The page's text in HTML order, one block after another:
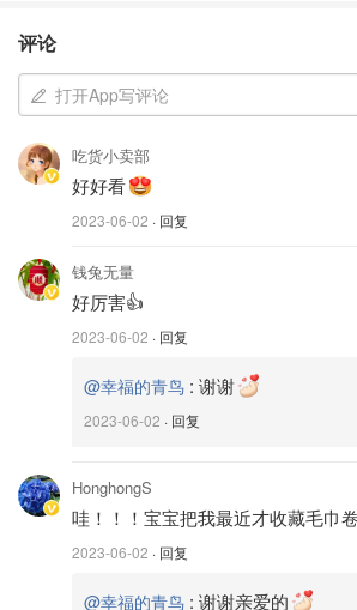
评论
打开App写评论
吃货小卖部
好好看
2023-06-02 · 回复
钱兔无量
好厉害👍
2023-06-02 · 回复
@幸福的青鸟 : 谢谢
2023-06-02 · 回复
HonghongS
哇！！！宝宝把我最近才收藏毛巾
2023-06-02 · 回复
@幸福的青鸟 : 谢谢亲爱的